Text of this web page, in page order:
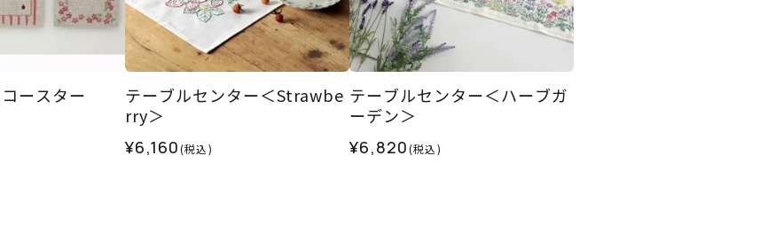
ースター
テーブルセンター＜Strawbe
rry＞
¥6,160(税込)
テーブルセンター＜ハーブガ
ーデン＞
¥6,820(税込)